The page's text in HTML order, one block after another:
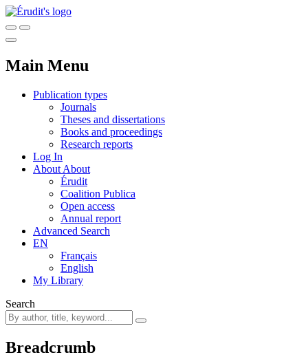
Main Menu
Publication types
Journals
Theses and dissertations
Books and proceedings
Research reports
Log In
About About
Érudit
Coalition Publica
Open access
Annual report
Advanced Search
EN
Français
English
My Library
Search
Breadcrumb